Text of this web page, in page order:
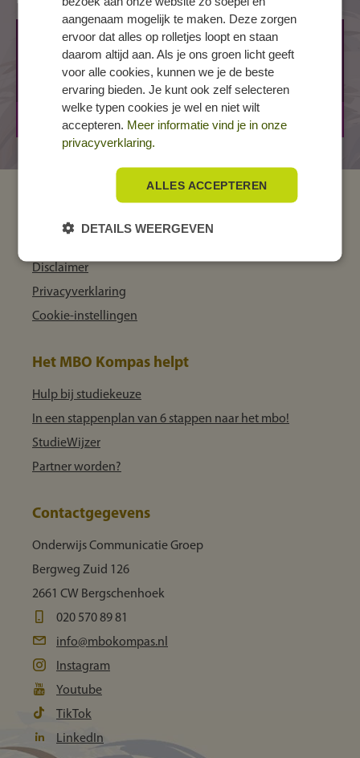
EMMEN, Van Schaikweg 94
Van Schaikweg 94
Disclaimer
Privacyverklaring
Cookie-instellingen
Het MBO Kompas helpt
Hulp bij studiekeuze
In een stappenplan van 6 stappen naar het mbo!
StudieWijzer
Partner worden?
Contactgegevens
Onderwijs Communicatie Groep
Bergweg Zuid 126
2661 CW Bergschenhoek
020 570 89 81
info@mbokompas.nl
Instagram
Youtube
TikTok
LinkedIn
aangenaam mogelijk te maken. Deze zorgen
ervoor dat alles op rolletjes loopt en staan
daarom altijd aan. Als je ons groen licht geeft
voor alle cookies, kunnen we je de beste
ervaring bieden. Je kunt ook zelf selecteren
welke typen cookies je wel en niet wilt
accepteren. Meer informatie vind je in onze
privacyverklaring.
ALLES ACCEPTEREN
DETAILS WEERGEVEN